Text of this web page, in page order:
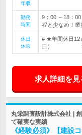
年収
勤務
時間
9：00 ～18：
程と少なめ！業
休日
休暇
# ★年間休日
日） ⇒お休
求人詳細を見
丸栄調査設計株式会社 |
て確実な実績
《経験必須》【建設